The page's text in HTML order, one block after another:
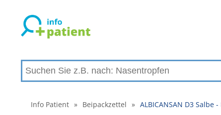
Info Patient » Beipackzettel » ALBICANSAN D3